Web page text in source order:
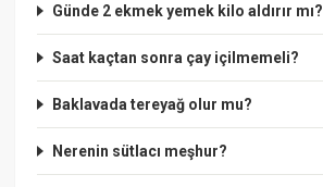
Günde 2 ekmek yemek kilo aldırır mı?
Saat kaçtan sonra çay içilmemeli?
Baklavada tereyağ olur mu?
Nerenin sütlacı meşhur?